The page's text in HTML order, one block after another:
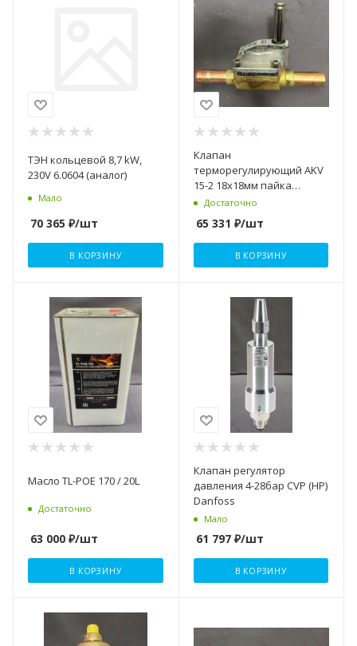
ТЭН кольцевой 8,7 kW,
230V 6.0604 (аналог)
Мало
70 365 ₽/шт
В КОРЗИНУ
Клапан
терморегулирующий AKV
15-2 18х18мм пайка
Danfoss
Достаточно
65 331 ₽/шт
В КОРЗИНУ
Масло TL-POE 170 / 20L
Достаточно
63 000 ₽/шт
В КОРЗИНУ
Клапан регулятор
давления 4-28бар CVP (HP)
Danfoss
Мало
61 797₽/шт
В КОРЗИНУ